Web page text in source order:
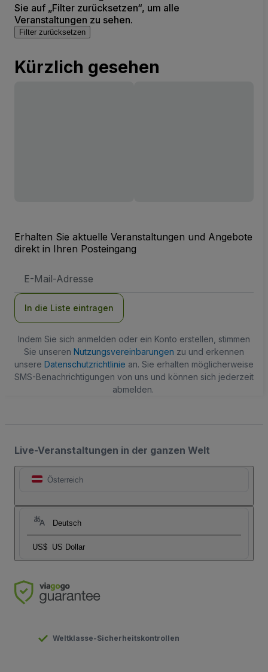
Sie auf „Filter zurücksetzen“, um alle
Veranstaltungen zu sehen.
Filter zurücksetzen
Kürzlich gesehen
Erhalten Sie aktuelle Veranstaltungen und Angebote
direkt in Ihren Posteingang
Mail-
In die Liste eintragen
Indem Sie sich anmelden oder ein Konto erstellen, stimmen
Sie unseren Nutzungsvereinbarungen zu und erkennen
unsere Datenschutzrichtlinie an. Sie erhalten möglicherweise
SMS-Benachrichtigungen von uns und können sich jederzeit
abmelden.
Live-Veranstaltungen in der ganzen Welt
Österreich
Deutsch
US$ US Dollar
Weltklasse-Sicherheitskontrollen